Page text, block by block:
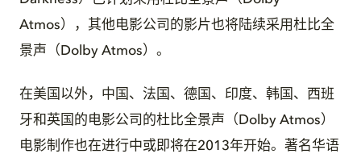
Atmos），其他电影公司的影片也将陆续采用杜比全
景声（Dolby Atmos）。
在美国以外，中国、法国、德国、印度、韩国、西班
牙和英国的电影公司的杜比全景声（Dolby Atmos）
电影制作也在进行中或即将在2013年开始。著名华语